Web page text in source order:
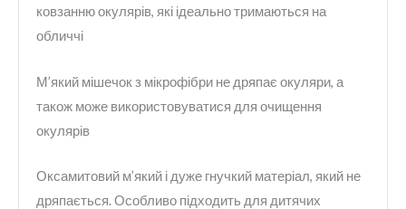
ковзанню окулярів, які ідеально тримаються на
обличчі
М’який мішечок з мікрофібри не дряпає окуляри, а
також може використовуватися для очищення
окулярів
Оксамитовий м’який і дуже гнучкий матеріал, який не
дряпається. Особливо підходить для дитячих